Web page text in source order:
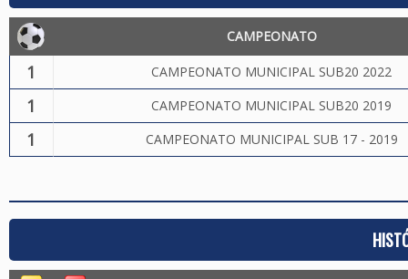
CAMPEONATO
1 CAMPEONATO MUNICIPAL SUB20 2022
1 CAMPEONATO MUNICIPAL SUB20 2019
1 CAMPEONATO MUNICIPAL SUB 17 - 2019